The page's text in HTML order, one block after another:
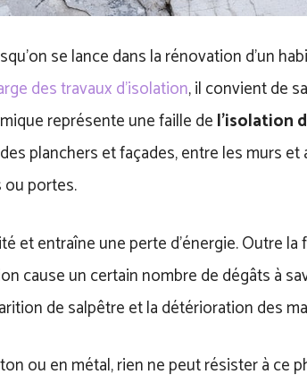
se lance dans la rénovation d’un
des travaux d’isolation, il convient de
représente une faille del’isolation
planchers et façades, entre les murs et
portes.
et entraîne une perte d’énergie. Outre
cause un certain nombre de dégâts à
de salpêtre et la détérioration des
ou en métal, rien ne peut résister à ce